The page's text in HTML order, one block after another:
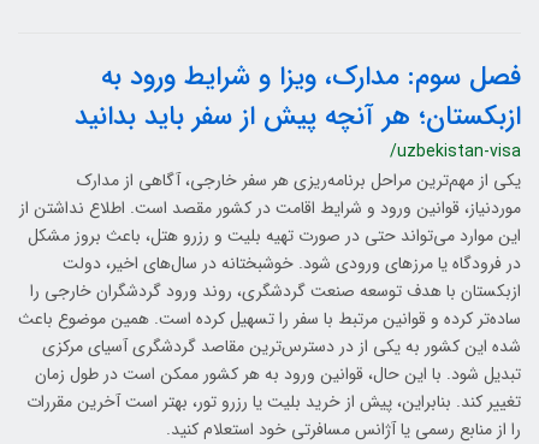
فصل سوم: مدارک، ویزا و شرایط ورود به
ازبکستان؛ هر آنچه پیش از سفر باید بدانید
/uzbekistan-visa
یکی از مهم‌ترین مراحل برنامه‌ریزی هر سفر خارجی، آگاهی از مدارک
موردنیاز، قوانین ورود و شرایط اقامت در کشور مقصد است. اطلاع نداشتن از
این موارد می‌تواند حتی در صورت تهیه بلیت و رزرو هتل، باعث بروز مشکل
در فرودگاه یا مرزهای ورودی شود. خوشبختانه در سال‌های اخیر، دولت
ازبکستان با هدف توسعه صنعت گردشگری، روند ورود گردشگران خارجی را
ساده‌تر کرده و قوانین مرتبط با سفر را تسهیل کرده است. همین موضوع باعث
شده این کشور به یکی از در دسترس‌ترین مقاصد گردشگری آسیای مرکزی
تبدیل شود. با این حال، قوانین ورود به هر کشور ممکن است در طول زمان
تغییر کند. بنابراین، پیش از خرید بلیت یا رزرو تور، بهتر است آخرین مقررات
را از منابع رسمی یا آژانس مسافرتی خود استعلام کنید.